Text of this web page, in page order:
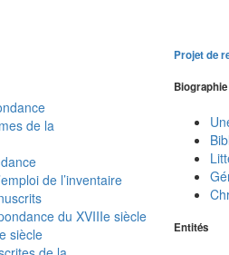
de la
de l’inventaire
du XVIIIe siècle
siècle
Projet de
Biographie
Entités